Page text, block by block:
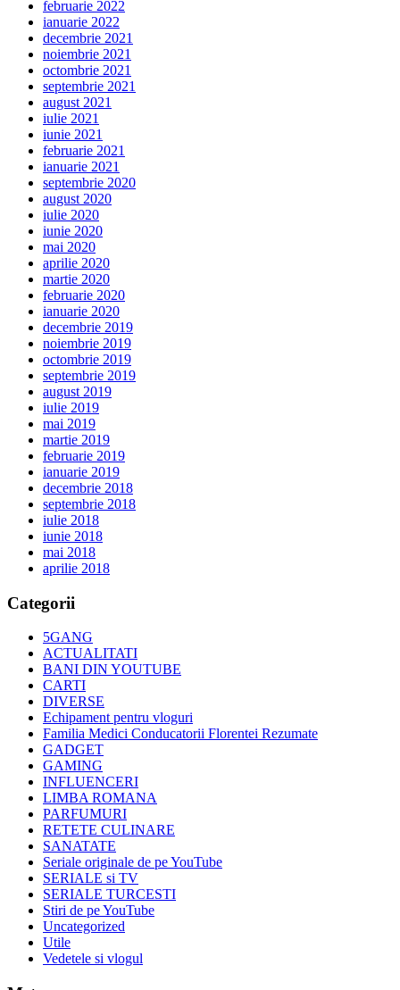
februarie 2022
ianuarie 2022
decembrie 2021
noiembrie 2021
octombrie 2021
septembrie 2021
august 2021
iulie 2021
iunie 2021
februarie 2021
ianuarie 2021
septembrie 2020
august 2020
iulie 2020
iunie 2020
mai 2020
aprilie 2020
martie 2020
februarie 2020
ianuarie 2020
decembrie 2019
noiembrie 2019
octombrie 2019
septembrie 2019
august 2019
iulie 2019
mai 2019
martie 2019
februarie 2019
ianuarie 2019
decembrie 2018
septembrie 2018
iulie 2018
iunie 2018
mai 2018
aprilie 2018
Categorii
5GANG
ACTUALITATI
BANI DIN YOUTUBE
CARTI
DIVERSE
Echipament pentru vloguri
Familia Medici Conducatorii Florentei Rezumate
GADGET
GAMING
INFLUENCERI
LIMBA ROMANA
PARFUMURI
RETETE CULINARE
SANATATE
Seriale originale de pe YouTube
SERIALE si TV
SERIALE TURCESTI
Stiri de pe YouTube
Uncategorized
Utile
Vedetele si vlogul